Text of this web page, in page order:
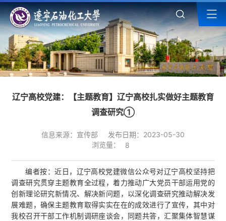
辽宁高校党建：【主题教育】辽宁高校扎实做好主题教育
调查研究①
信息来源：宣传部
发布日期：2023-05-30
浏览量：
8
编者按：近日，辽宁高校党建微信公众号对辽宁高校坚持把
调查研究贯穿主题教育全过程，着力推动广大党员干部运用党的
创新理论研究新情况、解决新问题，以深化调查研究推动解决发
展难题，确保主题教育取得实实在在的成效进行了宣传，其中对
我校召开干部工作机制调研座谈会，同题共答，汇聚集体智慧谋